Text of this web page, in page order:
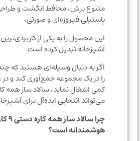
متنوع برش، محافظ انگشت و طراحی
پاستیلی فیروزه‌ای و صورتی،
این محصول را به یکی از کاربردی‌ترین
آشپزخانه تبدیل کرده است.
اگر به دنبال وسیله‌ای هستید که چندین
را در یک مجموعه جمع‌آوری کند و در عین
می‌تواند انتخابی ایده‌آل برای آشپزخانه
چرا سالاد ساز همه کاره
هوشمندانه است؟